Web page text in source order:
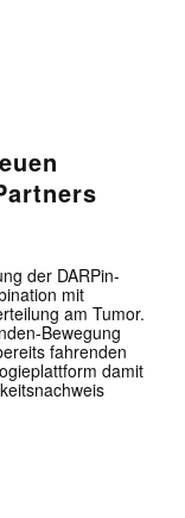
der DARPin-
mit
am Tumor.
Bewegung
fahrenden
damit